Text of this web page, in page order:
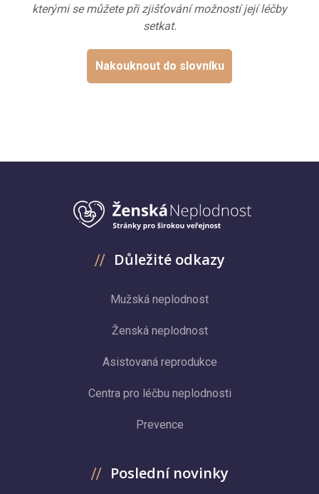
kterými se můžete při zjišťování možností její léčby
setkat.
Nakouknout do slovníku
Důležité odkazy
Mužská neplodnost
Ženská neplodnost
Asistovaná reprodukce
Centra pro léčbu neplodnosti
Prevence
Poslední novinky